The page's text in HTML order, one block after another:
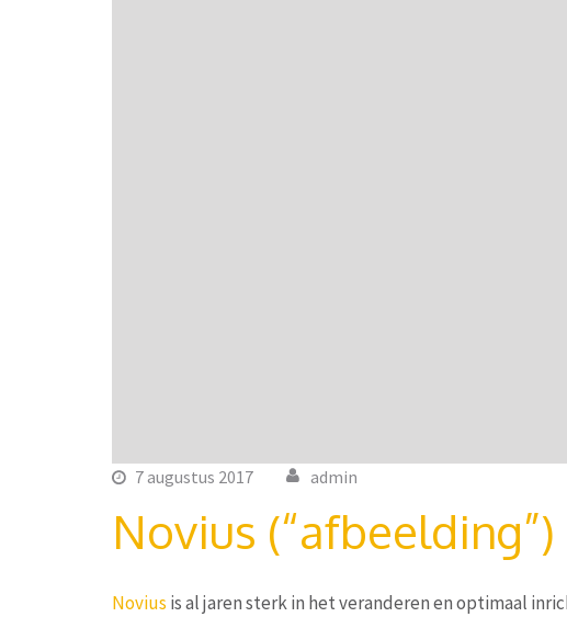
7 augustus 2017 admin
Novius (“afbeelding”)
Novius is al jaren sterk in het veranderen en optimaal